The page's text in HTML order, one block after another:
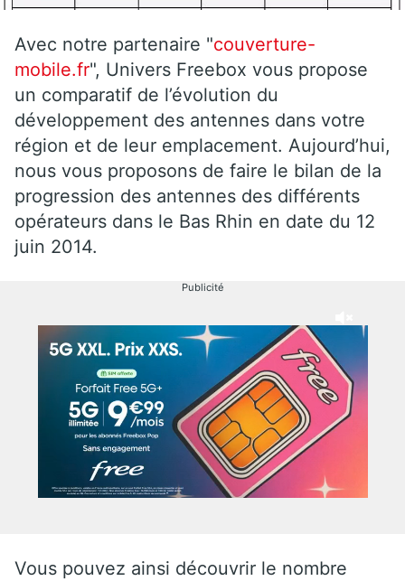
Avec notre partenaire "couverture-
mobile.fr", Univers Freebox vous propose
un comparatif de l’évolution du
développement des antennes dans votre
région et de leur emplacement. Aujourd’hui,
nous vous proposons de faire le bilan de la
progression des antennes des différents
opérateurs dans le Bas Rhin en date du 12
juin 2014.
Publicité
Vous pouvez ainsi découvrir le nombre